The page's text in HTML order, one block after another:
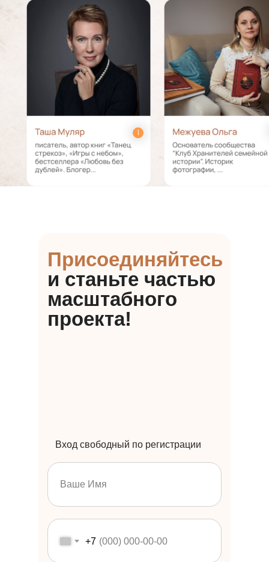
Присоединяйтесь
и станьте частью
масштабного
проекта!
Вход свободный по регистрации
+7